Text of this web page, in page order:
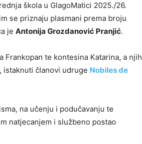
škola u GlagoMatici 2025./26.
se priznaju plasmani prema broju
je Antonija Grozdanović Pranjić.
te kontesina Katarina, a njih
, istaknuti članovi udruge Nobiles de
na učenju i podučavanju te
natjecanjem i službeno postao